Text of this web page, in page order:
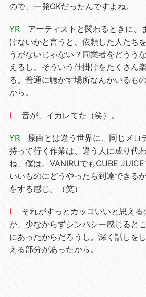
ので、一発OKだったんですよね。
YR アーティストと関わるときに、
けないかと言うと、依頼した人たち
うがないじゃない？同業者をどうう
えるし、そういう仕掛けをたくさん
る。普通に聴かす場所なんかいるも
から。
L 音が、イカレてた（笑）。
YR
原曲とは違う世界に、同じメロ
持って行く作業は、違う人に成り代
ね、僕は。VANIRUでもCUBE JUICE
いいものにどうやったら到達できる
をする感じ。（笑）
L それがすっとカッコいいと思える
が、少なからずシンパシー感じると
にあったからだろうし。深く話しを
える部分があったから。